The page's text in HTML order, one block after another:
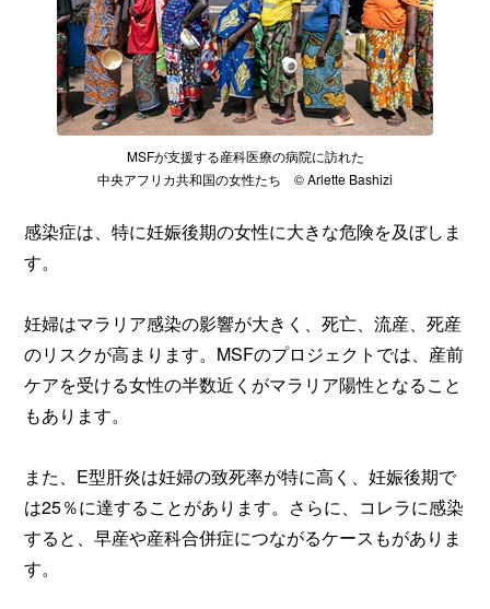
MSFが支援する産科医療の病院に訪れた
中央アフリカ共和国の女性たち © Arlette Bashizi
感染症は、特に妊娠後期の女性に大きな危険を及ぼしま
す。
妊婦はマラリア感染の影響が大きく、死亡、流産、死産
のリスクが高まります。MSFのプロジェクトでは、産前
ケアを受ける女性の半数近くがマラリア陽性となること
もあります。
また、E型肝炎は妊婦の致死率が特に高く、妊娠後期で
は25％に達することがあります。さらに、コレラに感染
すると、早産や産科合併症につながるケースもがありま
す。